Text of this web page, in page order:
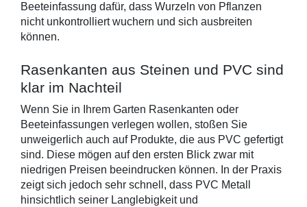
Beeteinfassung dafür, dass Wurzeln von Pflanzen
nicht unkontrolliert wuchern und sich ausbreiten
können.
Rasenkanten aus Steinen und PVC sind
klar im Nachteil
Wenn Sie in Ihrem Garten Rasenkanten oder
Beeteinfassungen verlegen wollen, stoßen Sie
unweigerlich auch auf Produkte, die aus PVC gefertigt
sind. Diese mögen auf den ersten Blick zwar mit
niedrigen Preisen beeindrucken können. In der Praxis
zeigt sich jedoch sehr schnell, dass PVC Metall
hinsichtlich seiner Langlebigkeit und